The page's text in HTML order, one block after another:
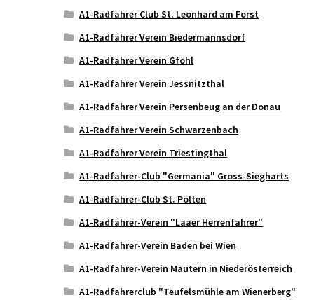
A1-Radfahrer Club St. Leonhard am Forst
A1-Radfahrer Verein Biedermannsdorf
A1-Radfahrer Verein Gföhl
A1-Radfahrer Verein Jessnitzthal
A1-Radfahrer Verein Persenbeug an der Donau
A1-Radfahrer Verein Schwarzenbach
A1-Radfahrer Verein Triestingthal
A1-Radfahrer-Club "Germania" Gross-Siegharts
A1-Radfahrer-Club St. Pölten
A1-Radfahrer-Verein "Laaer Herrenfahrer"
A1-Radfahrer-Verein Baden bei Wien
A1-Radfahrer-Verein Mautern in Niederösterreich
A1-Radfahrerclub "Teufelsmühle am Wienerberg"